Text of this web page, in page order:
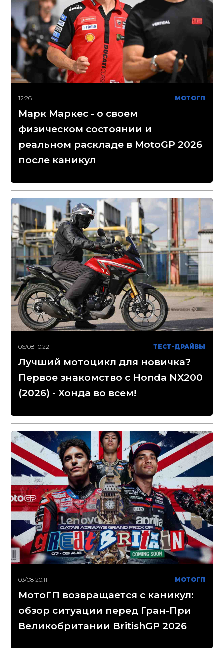
12:26 МОТОГП
Марк Маркес - о своем
физическом состоянии и
реальном раскладе в MotoGP 2026
после каникул
06/08 10:22 ТЕСТ-ДРАЙВЫ
Лучший мотоцикл для новичка?
Первое знакомство с Honda NX200
(2026) - Хонда во всем!
03/08 20:11 МОТОГП
МотоГП возвращается с каникул:
обзор ситуации перед Гран-При
Великобритании BritishGP 2026